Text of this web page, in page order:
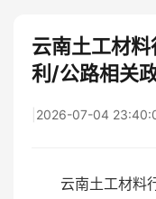
云南土工材
利/公路相关
2026-07-04
云南土工材料